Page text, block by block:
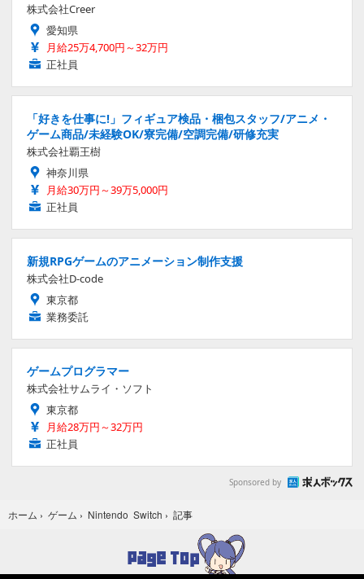
株式会社Creer
愛知県
月給25万4,700円～32万円
正社員
「好きを仕事に!」フィギュア検品・梱包スタッフ/アニメ・
ゲーム商品/未経験OK/寮完備/空調完備/研修充実
株式会社覇王樹
神奈川県
月給30万円～39万5,000円
正社員
新規RPGゲームのアニメーション制作支援
株式会社D-code
東京都
業務委託
ゲームプログラマー
株式会社サムライ・ソフト
東京都
月給28万円～32万円
正社員
Sponsored by
ホーム › ゲーム › Nintendo Switch › 記事